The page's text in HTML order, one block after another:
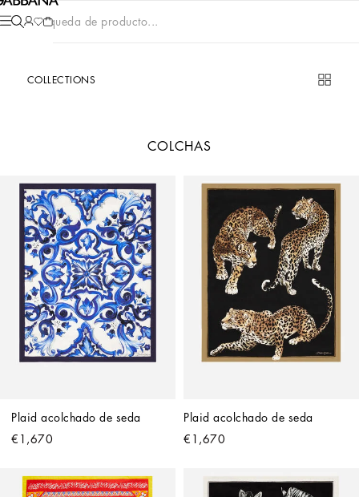
Búsqueda de producto...
COLLECTIONS
COLCHAS
Plaid acolchado de seda
€1,670
Plaid acolchado de seda
€1,670